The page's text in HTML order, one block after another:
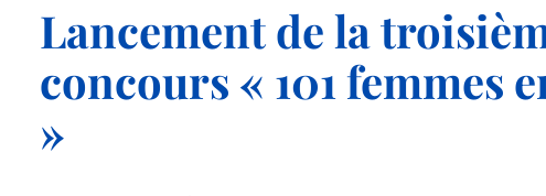
Lancement de la
concours « 101 femmes
»